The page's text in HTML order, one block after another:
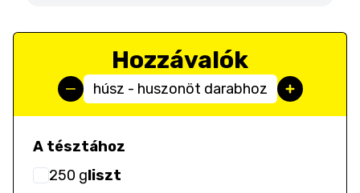
Hozzávalók
húsz - huszonöt darabhoz
A tésztához
250 gliszt